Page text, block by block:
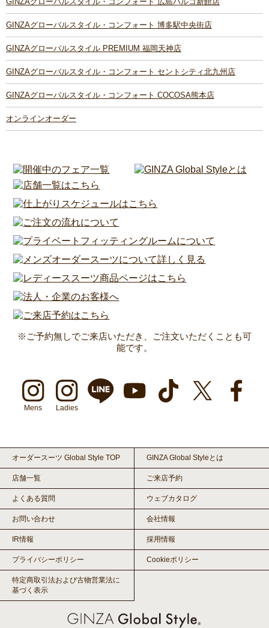
GINZAグローバルスタイル・コンフォート 博多駅中央街店
GINZAグローバルスタイル PREMIUM 福岡天神店
GINZAグローバルスタイル・コンフォート セントシティ北九州店
GINZAグローバルスタイル・コンフォート COCOSA熊本店
オンラインオーダー
※ご予約無しでご来店いただき、ご注文いただくことも可
能です。
Mens Ladies
オーダースーツ Global Style TOP GINZA Global Styleとは
店舗一覧 ご来店予約
よくある質問 ウェブカタログ
お問い合わせ 会社情報
IR情報 採用情報
プライバシーポリシー Cookieポリシー
特定商取引法および古物営業法に
基づく表示